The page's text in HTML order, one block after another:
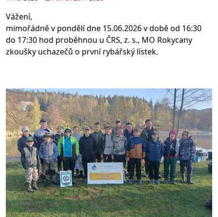
Vážení,
mimořádně v pondělí dne 15.06.2026 v době od 16:30
do 17:30 hod proběhnou u ČRS, z. s., MO Rokycany
zkoušky uchazečů o první rybářský lístek.